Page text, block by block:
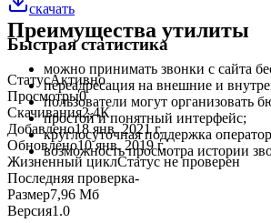
Преимущества утилиты
можно принимать звонки с сайта
переадресация на внешние и
пользователи могут организовать
простой и понятный интерфейс;
круглосуточная поддержка
возможность просмотра истории
скачать
Быстрая статистика
СтатусАктивно
Просмотры0
Скачивания2,4К
Добавлено18 янв. 2021 г.
Обновлено10 янв. 2019 г.
Жизненный циклСтатус не проверен
Последняя проверка-
Размер7,96 Мб
Версия1.0